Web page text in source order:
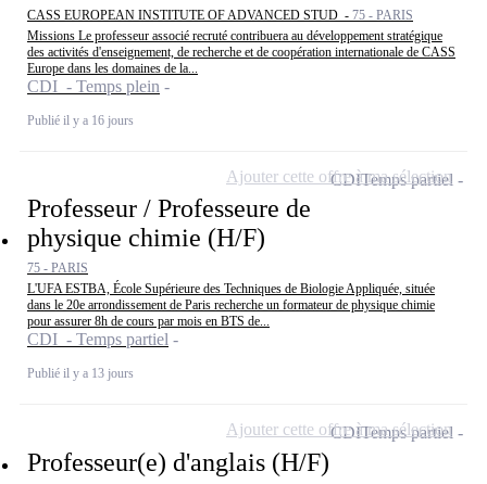
CASS EUROPEAN INSTITUTE OF ADVANCED STUD - 75 - PARIS
Missions Le professeur associé recruté contribuera au développement stratégique
des activités d'enseignement, de recherche et de coopération internationale de CASS
Europe dans les domaines de la...
CDI - Temps plein
Publié il y a 16 jours
Professeur / Professeure de
physique chimie (H/F)
75 - PARIS
L'UFA ESTBA, École Supérieure des Techniques de Biologie Appliquée, située
dans le 20e arrondissement de Paris recherche un formateur de physique chimie
pour assurer 8h de cours par mois en BTS de...
CDI - Temps partiel
Publié il y a 13 jours
CDITemps partiel
Ajouter cette offre à ma sélection
Professeur(e) d'anglais (H/F)
CDITemps partiel
Ajouter cette offre à ma sélection